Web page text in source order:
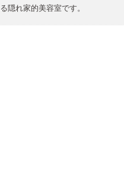
隠れ家的美容室です。